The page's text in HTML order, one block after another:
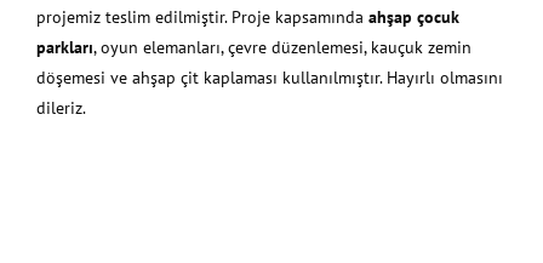
projemiz teslim edilmiştir. Proje kapsamında ahşap çocuk
parkları, oyun elemanları, çevre düzenlemesi, kauçuk zemin
döşemesi ve ahşap çit kaplaması kullanılmıştır. Hayırlı olmasını
dileriz.